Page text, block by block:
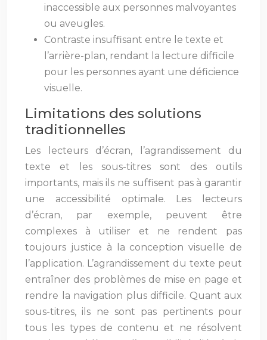
inaccessible aux personnes malvoyantes
ou aveugles.
Contraste insuffisant entre le texte et
l’arrière-plan, rendant la lecture difficile
pour les personnes ayant une déficience
visuelle.
Limitations des solutions
traditionnelles
Les lecteurs d’écran, l’agrandissement du
texte et les sous-titres sont des outils
importants, mais ils ne suffisent pas à garantir
une accessibilité optimale. Les lecteurs
d’écran, par exemple, peuvent être
complexes à utiliser et ne rendent pas
toujours justice à la conception visuelle de
l’application. L’agrandissement du texte peut
entraîner des problèmes de mise en page et
rendre la navigation plus difficile. Quant aux
sous-titres, ils ne sont pas pertinents pour
tous les types de contenu et ne résolvent